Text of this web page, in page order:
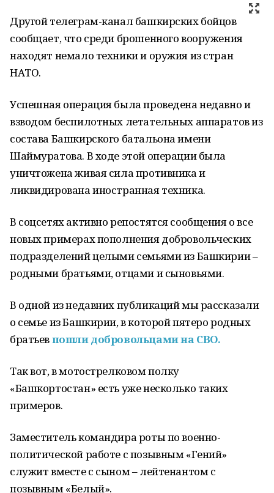
Другой телеграм-канал башкирских бойцов
сообщает, что среди брошенного вооружения
находят немало техники и оружия из стран
НАТО.
Успешная операция была проведена недавно и
взводом беспилотных летательных аппаратов из
состава Башкирского батальона имени
Шаймуратова. В ходе этой операции была
уничтожена живая сила противника и
ликвидирована иностранная техника.
В соцсетях активно репостятся сообщения о все
новых примерах пополнения добровольческих
подразделений целыми семьями из Башкирии –
родными братьями, отцами и сыновьями.
В одной из недавних публикаций мы рассказали
о семье из Башкирии, в которой пятеро родных
братьевпошли добровольцами на СВО.
Так вот, в мотострелковом полку
«Башкортостан» есть уже несколько таких
примеров.
Заместитель командира роты по военно-
политической работе с позывным «Гений»
служит вместе с сыном – лейтенантом с
позывным «Белый».